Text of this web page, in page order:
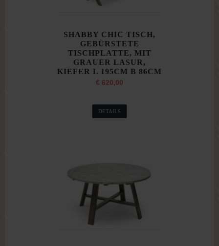
SHABBY CHIC TISCH,
GEBÜRSTETE
TISCHPLATTE, MIT
GRAUER LASUR,
KIEFER L 195CM B 86CM
€ 620,00
DETAILS